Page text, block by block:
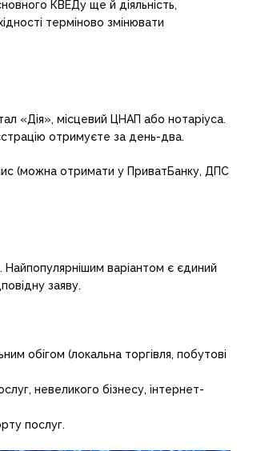
КВЕДу ще й діяльність,
терміново змінювати
«Дія», місцевий ЦНАП або нотаріуса.
отримуєте за день-два.
(можна отримати у ПриватБанку, ДПС
варіантом є єдиний
заяву.
обігом (локальна торгівля, побутові
невеликого бізнесу, інтернет-
послуг.